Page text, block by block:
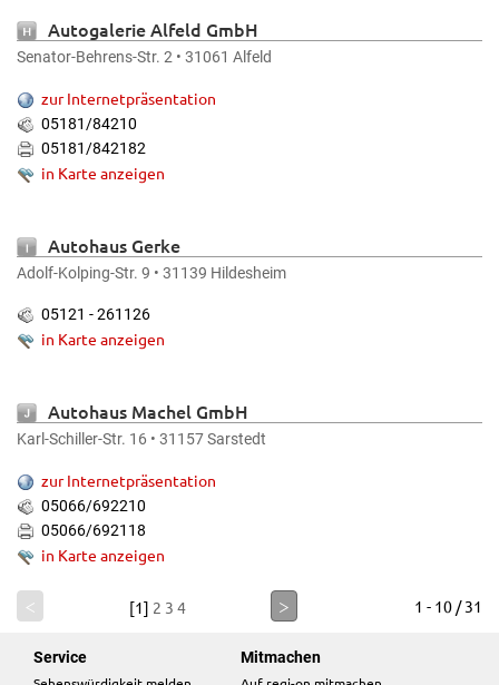
Autogalerie Alfeld GmbH
Senator-Behrens-Str. 2 • 31061 Alfeld
zur Internetpräsentation
05181/84210
05181/842182
in Karte anzeigen
Autohaus Gerke
Adolf-Kolping-Str. 9 • 31139 Hildesheim
05121 - 261126
in Karte anzeigen
Autohaus Machel GmbH
Karl-Schiller-Str. 16 • 31157 Sarstedt
zur Internetpräsentation
05066/692210
05066/692118
in Karte anzeigen
< [1] 2 3 4 > 1 - 10 / 31
Service
Mitmachen